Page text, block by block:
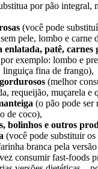
por pão integral,
(você pode
pele, lombo e carne
enlatada, patê, carnes
exemplo: lombo e
linguiça fina de frango),
(melhor
requeijão, muçarela e
(o pão pode ser
de coco),
bolinhos e outros
(você pode substituir os
branca pela
consumir fast-foods